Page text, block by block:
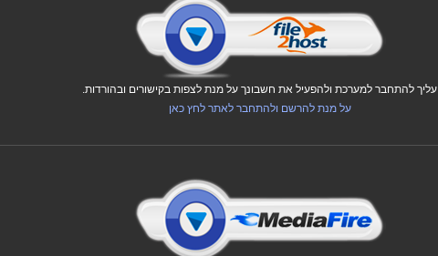
עליך להתחבר למערכת ולהפעיל את חשבונך על מנת לצפות בקישורים ובהורדות.
על מנת להרשם ולהתחבר לאתר לחץ כאן